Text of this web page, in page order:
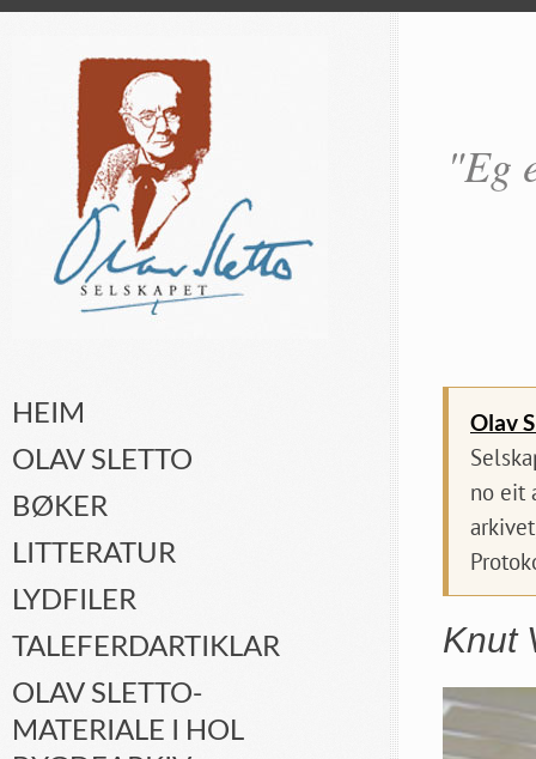
"Eg
Olav
no eit
Knut
HEIM
OLAV SLETTO
BØKER
LITTERATUR
LYDFILER
TALEFERDARTIKLAR
OLAV SLETTO-
MATERIALE I HOL